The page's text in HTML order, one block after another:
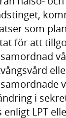
som
för att
i
LPT